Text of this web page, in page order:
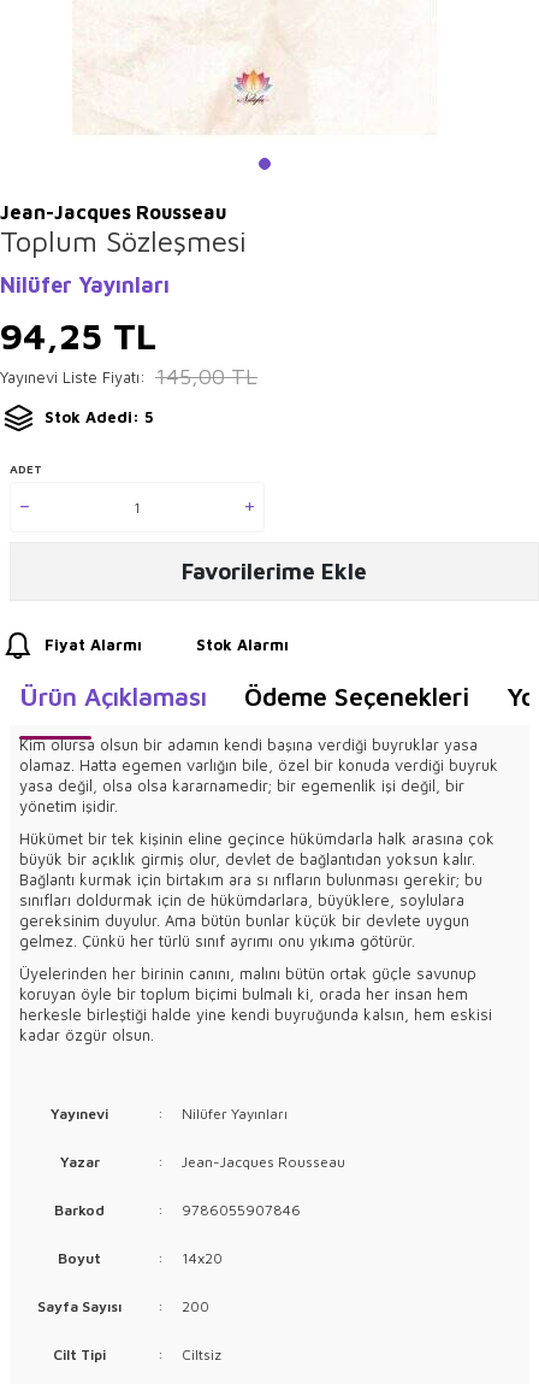
Jean-Jacques Rousseau
Toplum Sözleşmesi
Nilüfer Yayınları
94,25 TL
Yayınevi Liste Fiyatı: 145,00TL
Stok Adedi: 5
ADET
Favorilerime Ekle
Fiyat Alarmı Stok Alarmı
Ürün Açıklaması Ödeme Seçenekleri
Kim olursa olsun bir adamın kendi başına verdiği buyruklar yasa
olamaz. Hatta egemen varlığın bile, özel bir konuda verdiği buyruk
yasa değil, olsa olsa kararnamedir; bir egemenlik işi değil, bir
yönetim işidir.
Hükümet bir tek kişinin eline geçince hükümdarla halk arasına çok
büyük bir açıklık girmiş olur, devlet de bağlantıdan yoksun kalır.
Bağlantı kurmak için birtakım ara sı nıfların bulunması gerekir; bu
sınıfları doldurmak için de hükümdarlara, büyüklere, soylulara
gereksinim duyulur. Ama bütün bunlar küçük bir devlete uygun
gelmez. Çünkü her türlü sınıf ayrımı onu yıkıma götürür.
Üyelerinden her birinin canını, malını bütün ortak güçle savunup
koruyan öyle bir toplum biçimi bulmalı ki, orada her insan hem
herkesle birleştiği halde yine kendi buyruğunda kalsın, hem eskisi
kadar özgür olsun.
Yayınevi : Nilüfer Yayınları
Yazar : Jean-Jacques Rousseau
Barkod : 9786055907846
Boyut : 14x20
Sayfa Sayısı : 200
Cilt Tipi : Ciltsiz